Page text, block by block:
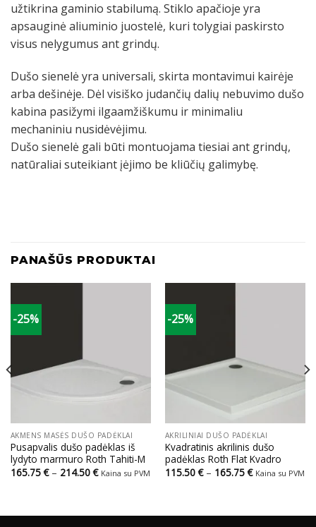
užtikrina gaminio stabilumą. Stiklo apačioje yra
apsauginė aliuminio juostelė, kuri tolygiai paskirsto
visus nelygumus ant grindų.
Dušo sienelė yra universali, skirta montavimui kairėje
arba dešinėje. Dėl visiško judančių dalių nebuvimo dušo
kabina pasižymi ilgaamžiškumu ir minimaliu
mechaniniu nusidėvėjimu.
Dušo sienelė gali būti montuojama tiesiai ant grindų,
natūraliai suteikiant įėjimo be kliūčių galimybę.
PANAŠŪS PRODUKTAI
-25%
AKMENS MASĖS DUŠO PADĖKLAI
Pusapvalis dušo padėklas iš
lydyto marmuro Roth Tahiti-M
165.75€ – 214.50€Price
range:
Kaina su PVM
-25%
AKRILINIAI DUŠO PADĖKLAI
Kvadratinis akrilinis dušo
padėklas Roth Flat Kvadro
115.50€ – 165.75€Price
range:
Kaina su PVM